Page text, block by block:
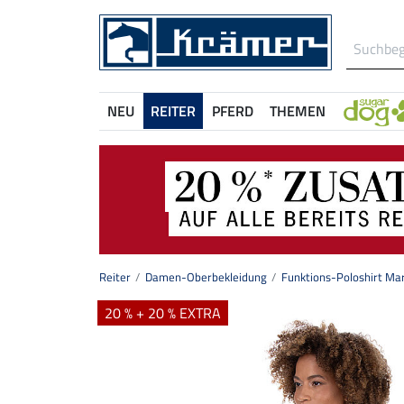
NEU REITER PFERD THEMEN
Reiter Damen-Oberbekleidung Funktions-Poloshirt
20 % + 20 % EXTRA